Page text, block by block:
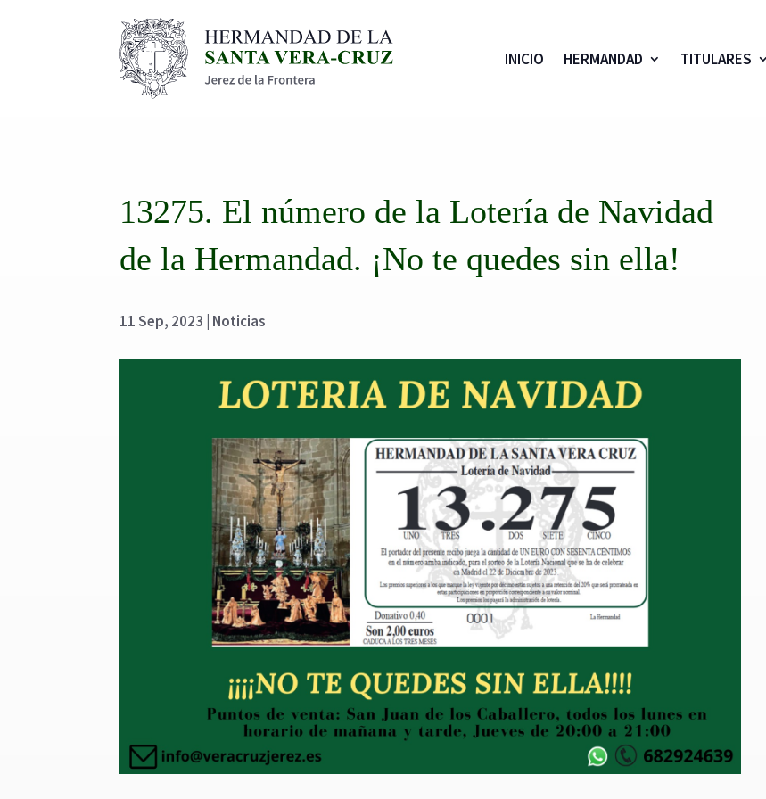
INICIO HERMANDAD TITULARES
13275. El número de la Lotería de Navidad
de la Hermandad. ¡No te quedes sin ella!
11 Sep, 2023 Noticias